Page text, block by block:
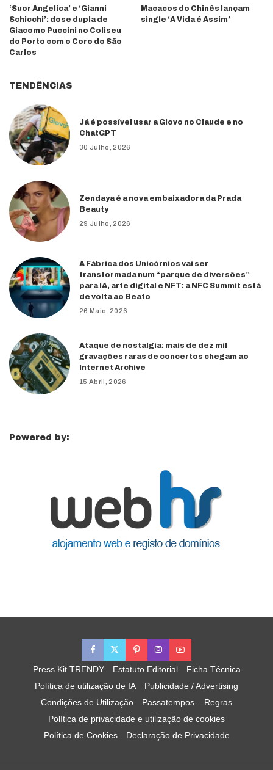
‘Suor Angelica’ e ‘Gianni
Schicchi’: dose dupla de
Giacomo Puccini no Coliseu
do Porto com o Coro do São
Carlos
Macacos do Chinês lançam
single ‘A Vida é Assim’
TENDÊNCIAS
Já é possível usar a Glovo no Claude e no
ChatGPT
30 Julho, 2026
Zendaya é a nova embaixadora da Prada
Beauty
29 Julho, 2026
A Fábrica dos Unicórnios vai ser
transformada num “parque de diversões”
para IA, arte digital e NFT: a NFC Summit está
de volta ao Beato
26 Maio, 2026
Ataque de nostalgia: mais de dez mil
gravações raras de concertos chegam ao
Internet Archive
15 Abril, 2026
Powered by:
Press Kit TRENDY Estatuto Editorial
Ficha Técnica
Política de utilização de IA
Publicidade / Advertising
Condições de Utilização
Passatempos – Regras
Política de privacidade e utilização de cookies
Política de Cookies
Declaração de Privacidade